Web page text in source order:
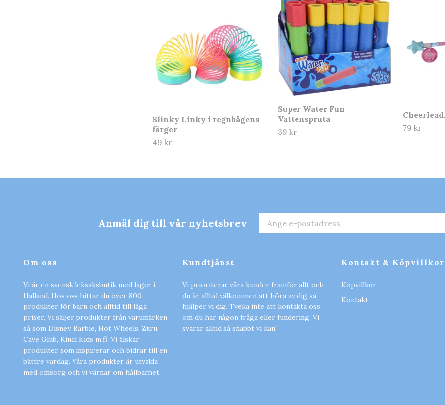
Slinky Linky i regnbågens
färger
49 kr
Super Water Fun
Vattenspruta
39 kr
79 kr
Anmäl dig till vår nyhetsbrev
Om oss
Vi är en svensk leksaksbutik med lager i
Halland. Hos oss hittar du över 800
produkter för barn och alltid till låga
priser. Vi säljer produkter från varumärken
så som Disney, Barbie, Hot Wheels, Zuru,
Cave Glub, Kindi Kids m.fl. Vi älskar
produkter som inspirerar och bidrar till en
bättre vardag. Våra produkter är utvalda
med omsorg och vi värnar om hållbarhet.
Kundtjänst
Vi prioriterar våra kunder framför allt och
du är alltid välkommen att höra av dig så
hjälper vi dig. Tveka inte att kontakta oss
om du har någon fråga eller fundering. Vi
svarar alltid så snabbt vi kan!
Kontakt & Köpvillkor
Köpvillkor
Kontakt